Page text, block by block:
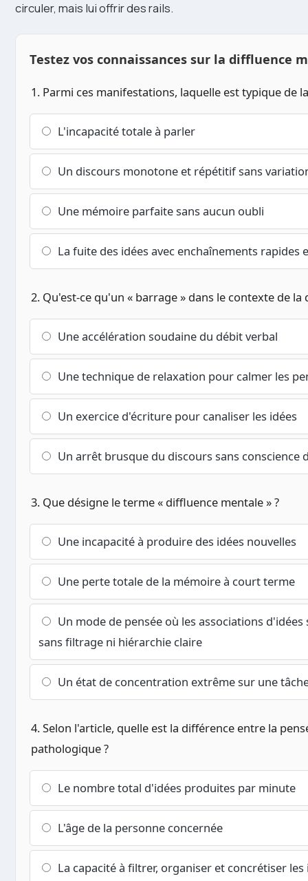
circuler, mais lui offrir des rails.
Testez vos connaissances sur la diffluence
1. Parmi ces manifestations, laquelle est typique de
L'incapacité totale à parler
Un discours monotone et répétitif sans
Une mémoire parfaite sans aucun oubli
La fuite des idées avec enchaînements rapides
2. Qu'est-ce qu'un « barrage » dans le contexte de la
Une accélération soudaine du débit verbal
Une technique de relaxation pour calmer les
Un exercice d'écriture pour canaliser les idées
Un arrêt brusque du discours sans conscience
3. Que désigne le terme « diffluence mentale » ?
Une incapacité à produire des idées nouvelles
Une perte totale de la mémoire à court terme
Un mode de pensée où les associations
sans filtrage ni hiérarchie claire
Un état de concentration extrême sur une
4. Selon l'article, quelle est la différence entre la
pathologique ?
Le nombre total d'idées produites par minute
L'âge de la personne concernée
La capacité à filtrer, organiser et concrétiser les